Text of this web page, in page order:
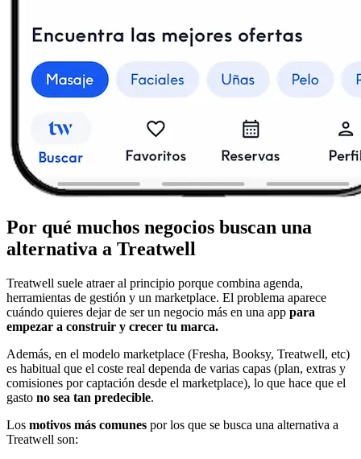
Por qué muchos negocios buscan una
alternativa a Treatwell
Treatwell suele atraer al principio porque combina agenda,
herramientas de gestión y un marketplace. El problema aparece
cuándo quieres dejar de ser un negocio más en una app para
empezar a construir y crecer tu marca.
Además, en el modelo marketplace (Fresha, Booksy, Treatwell, etc)
es habitual que el coste real dependa de varias capas (plan, extras y
comisiones por captación desde el marketplace), lo que hace que el
gasto no sea tan predecible.
Los motivos más comunes por los que se busca una alternativa a
Treatwell son: